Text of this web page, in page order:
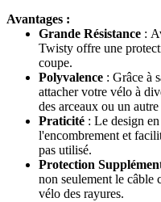
Avantages :
Grande Résistance :
Twisty offre une
coupe.
Polyvalence : Grâce à
attacher votre vélo à
des arceaux ou un
Praticité : Le design
l'encombrement et
pas utilisé.
Protection
non seulement le câble
vélo des rayures.